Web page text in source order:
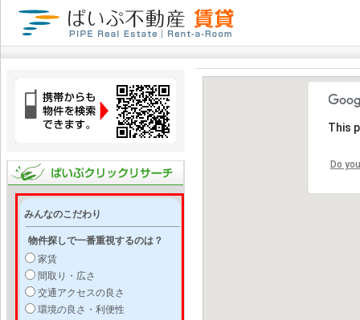
みんなのこだわり
物件探しで一番重視するのは？
家賃
間取り・広さ
交通アクセスの良さ
環境の良さ・利便性
This
Do